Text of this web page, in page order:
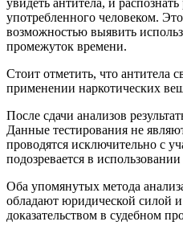
увидеть антитела, и
употребленного человеком.
возможностью выявить
промежуток времени.
Стоит отметить, что антитела
применении наркотических
После сдачи анализов
Данные тестирования не
проводятся исключительно с
подозревается в
Оба упомянутых метода
обладают юридической силой
доказательством в судебном